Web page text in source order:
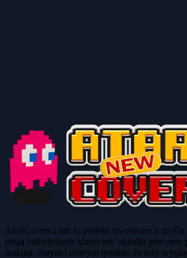
AtariCovers.com to projekt stworzony z
pasją odświeżamy klasyczne okładki gier
nadając starym i nowym tytułom świeży